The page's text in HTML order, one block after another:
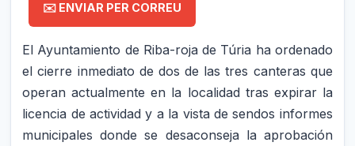
✉️ ENVIAR PER CORREU
El Ayuntamiento de Riba-roja de Túria ha ordenado
el cierre inmediato de dos de las tres canteras que
operan actualmente en la localidad tras expirar la
licencia de actividad y a la vista de sendos informes
municipales donde se desaconseja la aprobación